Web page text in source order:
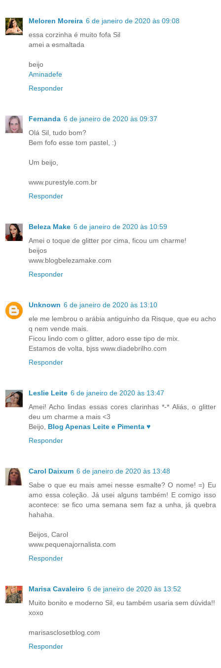
Meloren Moreira 6 de janeiro de 2020 às 09:08
essa corzinha é muito fofa Sil
amei a esmaltada
beijo
Aminadefe
Responder
Fernanda 6 de janeiro de 2020 às 09:37
Olá Sil, tudo bom?
Bem fofo esse tom pastel, :)
Um beijo,
www.purestyle.com.br
Responder
Beleza Make 6 de janeiro de 2020 às 10:59
Amei o toque de glitter por cima, ficou um charme!
beijos
www.blogbelezamake.com
Responder
Unknown 6 de janeiro de 2020 às 13:10
ele me lembrou o arábia antiguinho da Risque, que eu acho
q nem vende mais.
Ficou lindo com o glitter, adoro esse tipo de mix.
Estamos de volta, bjss www.diadebrilho.com
Responder
Leslie Leite 6 de janeiro de 2020 às 13:47
Amei! Acho lindas essas cores clarinhas *-* Aliás, o glitter
deu um charme a mais <3
Beijo, Blog Apenas Leite e Pimenta ♥
Responder
Carol Daixum 6 de janeiro de 2020 às 13:48
Sabe o que eu mais amei nesse esmalte? O nome! =) Eu
amo essa coleção. Já usei alguns também! E comigo isso
acontece: se fico uma semana sem faz a unha, já quebra
hahaha.
Beijos, Carol
www.pequenajornalista.com
Responder
Marisa Cavaleiro 6 de janeiro de 2020 às 13:52
Muito bonito e moderno Sil, eu também usaria sem dúvida!!
xoxo
marisasclosetblog.com
Responder